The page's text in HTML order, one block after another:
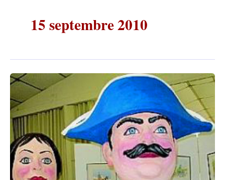
15 septembre 2010